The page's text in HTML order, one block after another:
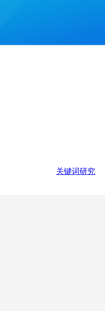
关键词研究